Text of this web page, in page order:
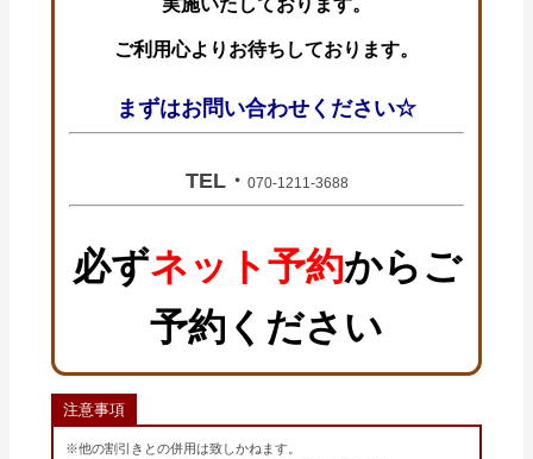
ご利用心よりお待ちしております。
まずはお問い合わせください☆
TEL・ 070-1211-3688
必ずネット予約からご
予約ください
注意事項
※他の割引きとの併用は致しかねます。